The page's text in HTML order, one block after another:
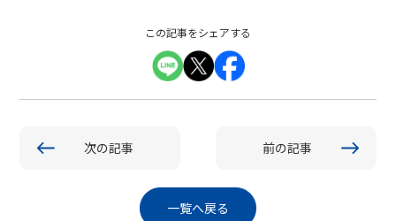
この記事をシェアする
次の記事 前の記事
一覧へ戻る